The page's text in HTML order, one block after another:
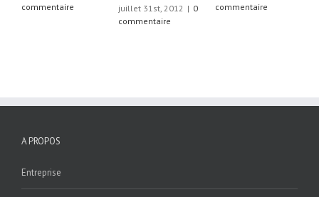
commentaire
juillet 31st, 2012 | 0
commentaire
commentaire
A PROPOS
Entreprise